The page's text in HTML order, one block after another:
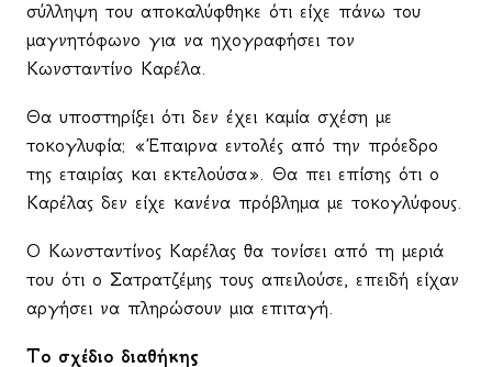
σύλληψη του αποκαλύφθηκε ότι είχε πάνω του
μαγνητόφωνο για να ηχογραφήσει τον
Κωνσταντίνο Καρέλα.
Θα υποστηρίξει ότι δεν έχει καμία σχέση με
τοκογλυφία: «Έπαιρνα εντολές από την πρόεδρο
της εταιρίας και εκτελούσα». Θα πει επίσης ότι ο
Καρέλας δεν είχε κανένα πρόβλημα με τοκογλύφους.
Ο Κωνσταντίνος Καρέλας θα τονίσει από τη μεριά
του ότι ο Σατρατζέμης τους απειλούσε, επειδή είχαν
αργήσει να πληρώσουν μια επιταγή.
Το σχέδιο διαθήκης